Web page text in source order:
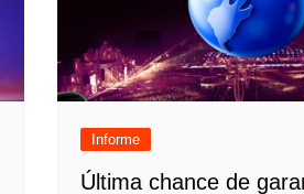
Informe
Última chance de